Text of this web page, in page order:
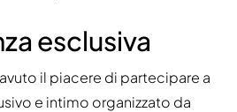
esclusiva
il piacere di partecipare a
e intimo organizzato da